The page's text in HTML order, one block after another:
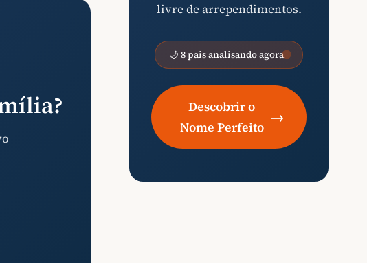
livre de arrependimentos.
🌙 8 pais analisando agora
Descobrir o
Nome Perfeito
→